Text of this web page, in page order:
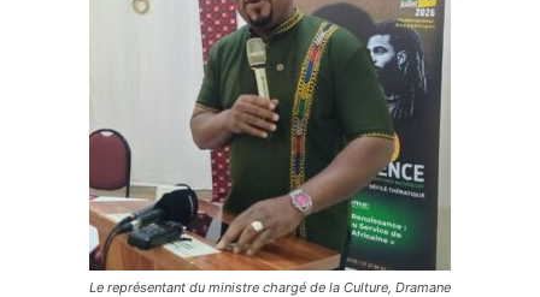
Le représentant du ministre chargé de la Culture, Dramane